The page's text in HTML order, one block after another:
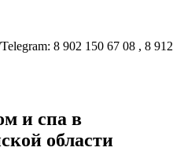
8 902 150 67 08 , 8 912
и спа в
области